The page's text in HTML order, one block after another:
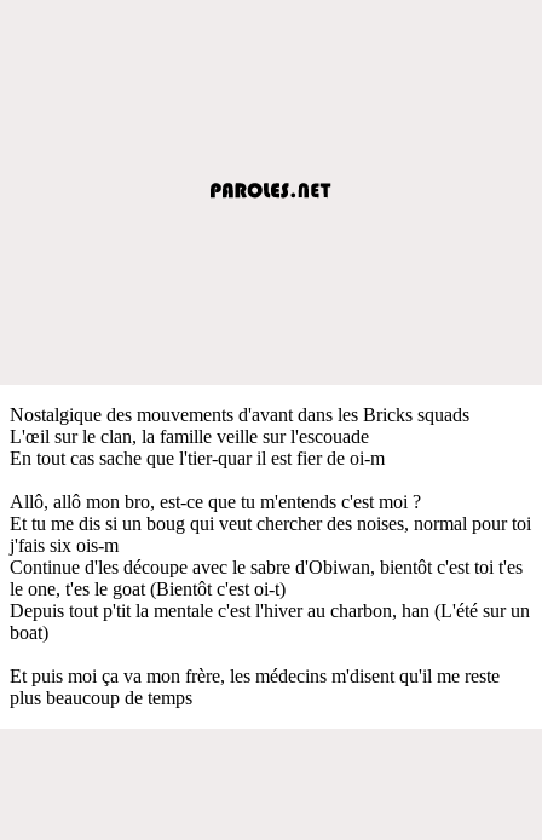
Nostalgique des mouvements d'avant dans les Bricks squads
L'œil sur le clan, la famille veille sur l'escouade
En tout cas sache que l'tier-quar il est fier de oi-m
Allô, allô mon bro, est-ce que tu m'entends c'est moi ?
Et tu me dis si un boug qui veut chercher des noises, normal pour toi
j'fais six ois-m
Continue d'les découpe avec le sabre d'Obiwan, bientôt c'est toi t'es
le one, t'es le goat (Bientôt c'est oi-t)
Depuis tout p'tit la mentale c'est l'hiver au charbon, han (L'été sur un
boat)
Et puis moi ça va mon frère, les médecins m'disent qu'il me reste
plus beaucoup de temps